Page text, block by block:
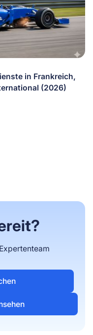
in Frankreich,
(2026)